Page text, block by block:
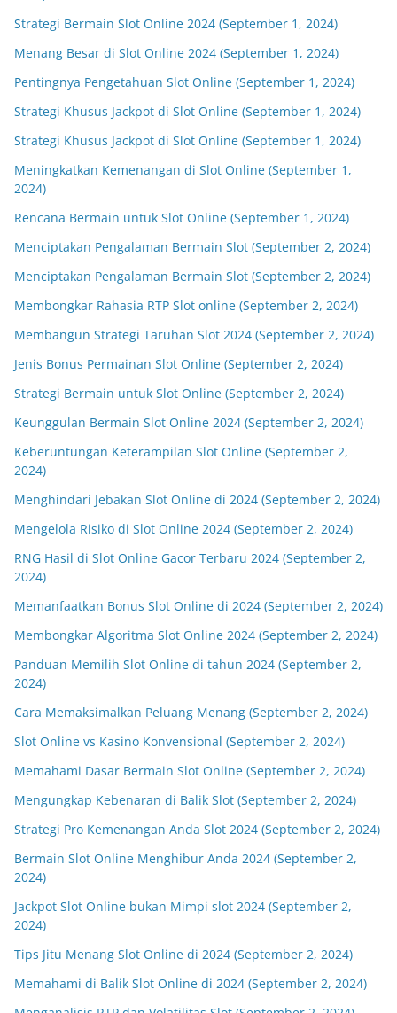
Strategi Bermain Slot Online 2024 (September 1, 2024)
Menang Besar di Slot Online 2024 (September 1, 2024)
Pentingnya Pengetahuan Slot Online (September 1, 2024)
Strategi Khusus Jackpot di Slot Online (September 1, 2024)
Strategi Khusus Jackpot di Slot Online (September 1, 2024)
Meningkatkan Kemenangan di Slot Online (September 1,
2024)
Rencana Bermain untuk Slot Online (September 1, 2024)
Menciptakan Pengalaman Bermain Slot (September 2, 2024)
Menciptakan Pengalaman Bermain Slot (September 2, 2024)
Membongkar Rahasia RTP Slot online (September 2, 2024)
Membangun Strategi Taruhan Slot 2024 (September 2, 2024)
Jenis Bonus Permainan Slot Online (September 2, 2024)
Strategi Bermain untuk Slot Online (September 2, 2024)
Keunggulan Bermain Slot Online 2024 (September 2, 2024)
Keberuntungan Keterampilan Slot Online (September 2,
2024)
Menghindari Jebakan Slot Online di 2024 (September 2, 2024)
Mengelola Risiko di Slot Online 2024 (September 2, 2024)
RNG Hasil di Slot Online Gacor Terbaru 2024 (September 2,
2024)
Memanfaatkan Bonus Slot Online di 2024 (September 2, 2024)
Membongkar Algoritma Slot Online 2024 (September 2, 2024)
Panduan Memilih Slot Online di tahun 2024 (September 2,
2024)
Cara Memaksimalkan Peluang Menang (September 2, 2024)
Slot Online vs Kasino Konvensional (September 2, 2024)
Memahami Dasar Bermain Slot Online (September 2, 2024)
Mengungkap Kebenaran di Balik Slot (September 2, 2024)
Strategi Pro Kemenangan Anda Slot 2024 (September 2, 2024)
Bermain Slot Online Menghibur Anda 2024 (September 2,
2024)
Jackpot Slot Online bukan Mimpi slot 2024 (September 2,
2024)
Tips Jitu Menang Slot Online di 2024 (September 2, 2024)
Memahami di Balik Slot Online di 2024 (September 2, 2024)